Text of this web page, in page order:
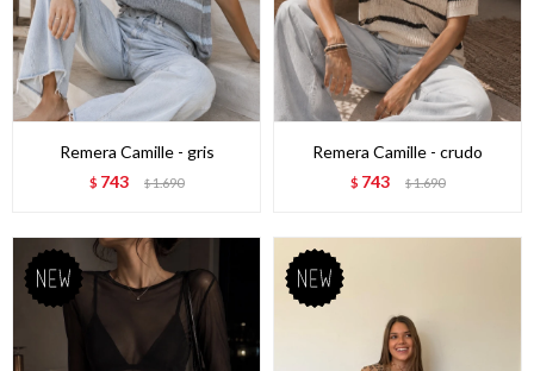
Remera Camille - gris
$ 743 $1.690
Remera Camille - crudo
$ 743 $1.690